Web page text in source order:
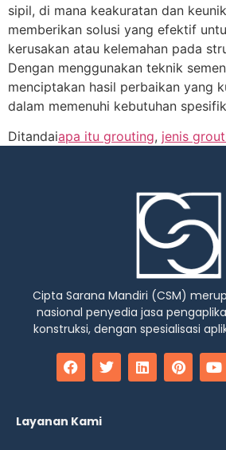
sipil, di mana keakuratan dan
memberikan solusi yang efektif
kerusakan atau kelemahan pada
Dengan menggunakan teknik
menciptakan hasil perbaikan yang
dalam memenuhi kebutuhan
Ditandaiapa itu grouting, jenis
Cipta Sarana Mandiri (CSM)
nasional penyedia jasa
konstruksi, dengan spesialisasi
Layanan Kami